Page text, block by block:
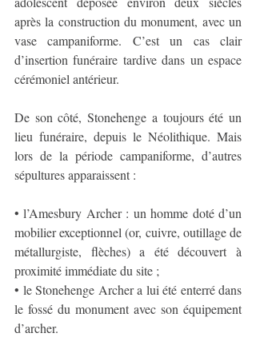
après la construction du monument, avec un
vase campaniforme. C’est un cas clair
d’insertion funéraire tardive dans un espace
cérémoniel antérieur.
De son côté, Stonehenge a toujours été un
lieu funéraire, depuis le Néolithique. Mais
lors de la période campaniforme, d’autres
sépultures apparaissent :
• l’Amesbury Archer : un homme doté d’un
mobilier exceptionnel (or, cuivre, outillage de
métallurgiste, flèches) a été découvert à
proximité immédiate du site ;
• le Stonehenge Archer a lui été enterré dans
le fossé du monument avec son équipement
d’archer.